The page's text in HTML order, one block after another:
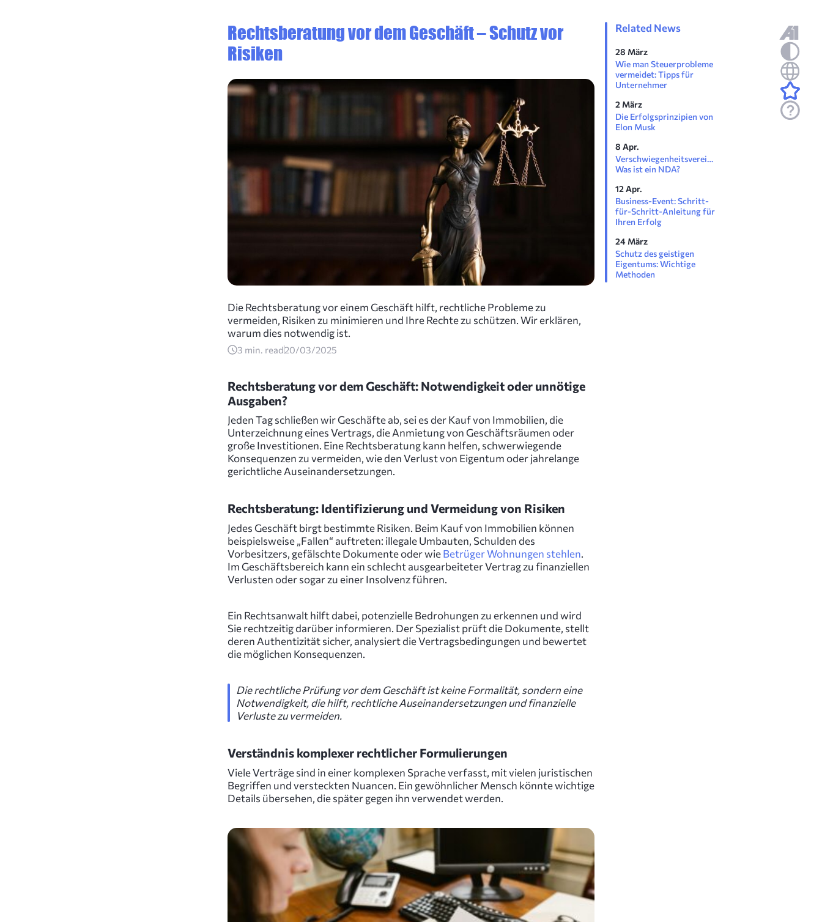
Related News
28 März
Wie man Steuerprobleme
vermeidet: Tipps für
Unternehmer
2 März
Die Erfolgsprinzipien von
Elon Musk
8 Apr.
Verschwiegenheitsvereinbarung:
Was ist ein NDA?
12 Apr.
Business-Event: Schritt-
für-Schritt-Anleitung für
Ihren Erfolg
24 März
Schutz des geistigen
Eigentums: Wichtige
Methoden
Rechtsberatung vor dem Geschäft – Schutz vor
Risiken
Die Rechtsberatung vor einem Geschäft hilft, rechtliche Probleme zu
vermeiden, Risiken zu minimieren und Ihre Rechte zu schützen. Wir erklären,
warum dies notwendig ist.
3 min. read20/03/2025
Rechtsberatung vor dem Geschäft: Notwendigkeit oder unnötige
Ausgaben?
Jeden Tag schließen wir Geschäfte ab, sei es der Kauf von Immobilien, die
Unterzeichnung eines Vertrags, die Anmietung von Geschäftsräumen oder
große Investitionen. Eine Rechtsberatung kann helfen, schwerwiegende
Konsequenzen zu vermeiden, wie den Verlust von Eigentum oder jahrelange
gerichtliche Auseinandersetzungen.
Rechtsberatung: Identifizierung und Vermeidung von Risiken
Jedes Geschäft birgt bestimmte Risiken. Beim Kauf von Immobilien können
beispielsweise „Fallen“ auftreten: illegale Umbauten, Schulden des
Vorbesitzers, gefälschte Dokumente oder wieBetrüger Wohnungen stehlen.
Im Geschäftsbereich kann ein schlecht ausgearbeiteter Vertrag zu finanziellen
Verlusten oder sogar zu einer Insolvenz führen.
Ein Rechtsanwalt hilft dabei, potenzielle Bedrohungen zu erkennen und wird
Sie rechtzeitig darüber informieren. Der Spezialist prüft die Dokumente, stellt
deren Authentizität sicher, analysiert die Vertragsbedingungen und bewertet
die möglichen Konsequenzen.
Die rechtliche Prüfung vor dem Geschäft ist keine Formalität, sondern eine
Notwendigkeit, die hilft, rechtliche Auseinandersetzungen und finanzielle
Verluste zu vermeiden.
Verständnis komplexer rechtlicher Formulierungen
Viele Verträge sind in einer komplexen Sprache verfasst, mit vielen juristischen
Begriffen und versteckten Nuancen. Ein gewöhnlicher Mensch könnte wichtige
Details übersehen, die später gegen ihn verwendet werden.